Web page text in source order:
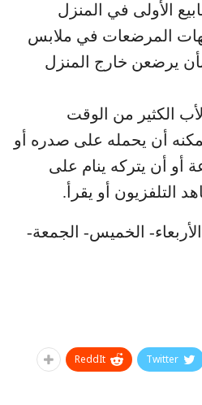
الأولى في المنزل
المرضعات في ملابس
يرضعن خارج المنزل
الكثير من الوقت
أن يحمله على صدره أو
أو أن يتركه ينام على
التلفزيون أو يقرأ.
الأربعاء- الخميس- الجمعة-
Twitter
ReddIt